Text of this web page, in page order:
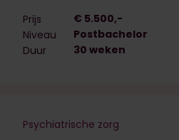
Prijs
€ 5.500,-
Niveau
Postbachelor
Duur
30 weken
Psychiatrische zorg